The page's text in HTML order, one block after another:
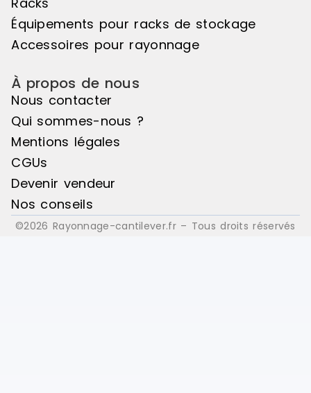
Équipements pour racks de stockage
Accessoires pour rayonnage
À propos de nous
Nous contacter
Qui sommes-nous ?
Mentions légales
CGUs
Devenir vendeur
Nos conseils
©2026 Rayonnage-cantilever.fr – Tous droits réservés